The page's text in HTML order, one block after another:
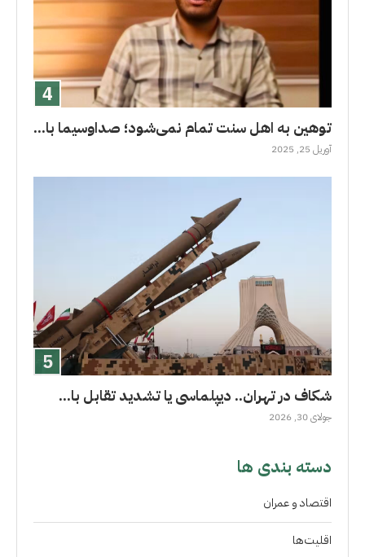
توهین به اهل سنت تمام نمی‌شود؛ صداوسیما با...
آوریل 25, 2025
شکاف در تهران.. دیپلماسی یا تشدید تقابل با...
جولای 30, 2026
دسته بندی ها
اقتصاد و عمران
اقلیت‌ها